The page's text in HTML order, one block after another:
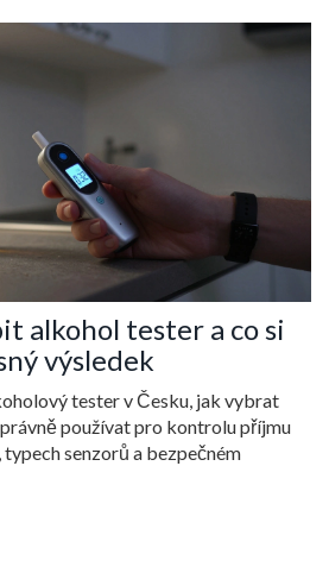
alkohol tester a co si
výsledek
tester v Česku, jak vybrat
používat pro kontrolu příjmu
typech senzorů a bezpečném